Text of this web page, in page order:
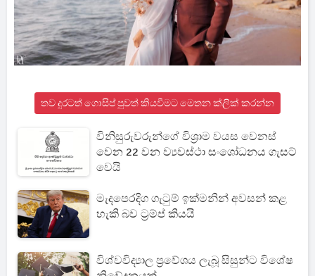
තව දුරටත් ගොසිප් පුවත් කියවීමට මෙතන ක්ලික් කරන්න
විනිසුරුවරුන්ගේ විශ්‍රාම වයස වෙනස්
වෙන 22 වන ව්‍යවස්ථා සංශෝධනය ගැසට්
වෙයි
මැදපෙරදිග ගැටුම් ඉක්මනින් අවසන් කළ
හැකි බව ට්‍රම්ප් කියයි
විශ්වවිද්‍යාල ප්‍රවේශය ලැබූ සිසුන්ට විශේෂ